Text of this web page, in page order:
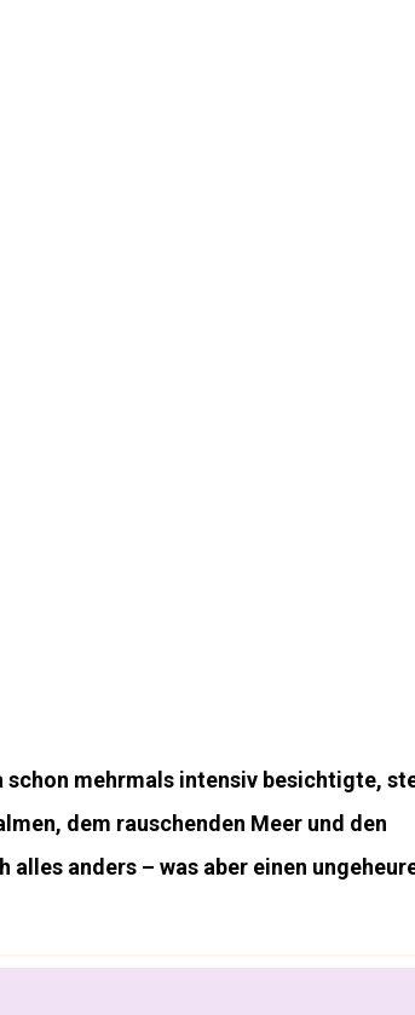
schon mehrmals intensiv besichtigte,
dem rauschenden Meer und den
anders – was aber einen